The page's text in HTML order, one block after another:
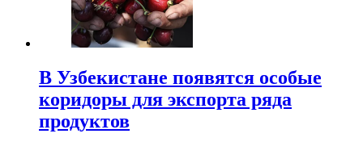
В Узбекистане появятся особые
коридоры для экспорта ряда
продуктов